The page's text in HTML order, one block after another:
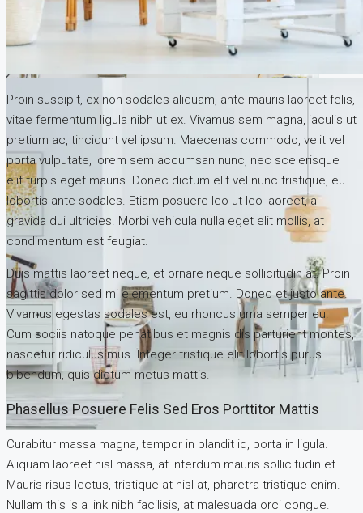
Proin suscipit, ex non sodales aliquam, ante mauris laoreet felis,
vitae fermentum ligula nibh ut ex. Vivamus sem magna, iaculis ut
pretium ac, tincidunt vel ipsum. Maecenas commodo, velit vel
porta vulputate, lorem sem accumsan nunc, nec scelerisque
elit turpis eget mauris. Donec dictum elit vel nunc tristique, eu
lobortis ante sodales. Etiam posuere leo ut leo laoreet, a
gravida dui ultricies. Morbi vehicula nulla eget elit mollis, at
condimentum est feugiat.
Duis mattis laoreet neque, et ornare neque sollicitudin at. Proin
sagittis dolor sed mi elementum pretium. Donec et justo ante.
Vivamus egestas sodales est, eu rhoncus urna semper eu.
Cum sociis natoque penatibus et magnis dis parturient montes,
nascetur ridiculus mus. Integer tristique elit lobortis purus
bibendum, quis dictum metus mattis.
Phasellus Posuere Felis Sed Eros Porttitor Mattis
Curabitur massa magna, tempor in blandit id, porta in ligula.
Aliquam laoreet nisl massa, at interdum mauris sollicitudin et.
Mauris risus lectus, tristique at nisl at, pharetra tristique enim.
Nullam this is a link nibh facilisis, at malesuada orci congue.